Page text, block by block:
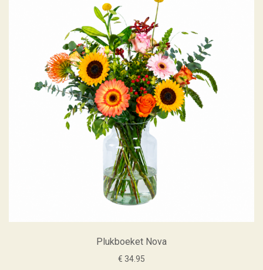
Plukboeket Nova
€ 34.95